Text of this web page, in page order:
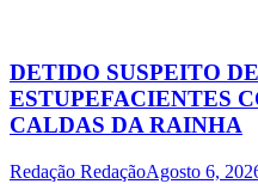
DETIDO SUSPEITO
ESTUPEFACIENTES
CALDAS DA RAINHA
Redação RedaçãoAgosto 6,